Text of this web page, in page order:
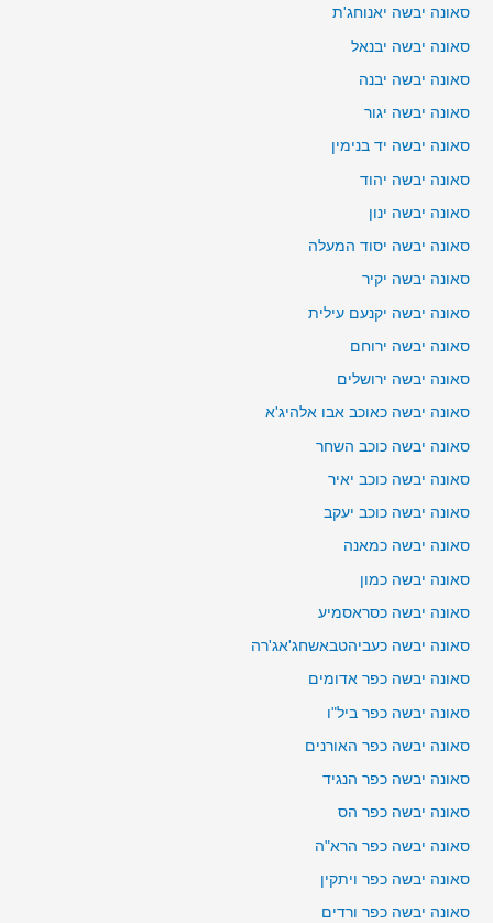
סאונה יבשה יאנוחג'ת
סאונה יבשה יבנאל
סאונה יבשה יבנה
סאונה יבשה יגור
סאונה יבשה יד בנימין
סאונה יבשה יהוד
סאונה יבשה ינון
סאונה יבשה יסוד המעלה
סאונה יבשה יקיר
סאונה יבשה יקנעם עילית
סאונה יבשה ירוחם
סאונה יבשה ירושלים
סאונה יבשה כאוכב אבו אלהיג'א
סאונה יבשה כוכב השחר
סאונה יבשה כוכב יאיר
סאונה יבשה כוכב יעקב
סאונה יבשה כמאנה
סאונה יבשה כמון
סאונה יבשה כסראסמיע
סאונה יבשה כעביהטבאשחג'אג'רה
סאונה יבשה כפר אדומים
סאונה יבשה כפר ביל"ו
סאונה יבשה כפר האורנים
סאונה יבשה כפר הנגיד
סאונה יבשה כפר הס
סאונה יבשה כפר הרא"ה
סאונה יבשה כפר ויתקין
סאונה יבשה כפר ורדים